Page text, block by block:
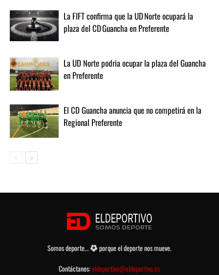
La FIFT confirma que la UD Norte ocupará la
plaza del CD Guancha en Preferente
La UD Norte podria ocupar la plaza del Guancha
en Preferente
El CD Guancha anuncia que no competirá en la
Regional Preferente
Somos deporte...
porque el deporte nos mueve.
Contáctanos:eldeportivo@eldeportivo.es